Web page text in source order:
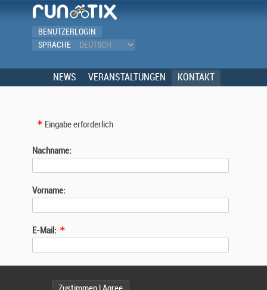
BENUTZERLOGIN
SPRACHE
NEWS VERANSTALTUNGEN KONTAKT
Eingabe erforderlich
Nachname:
Vorname:
E-Mail: